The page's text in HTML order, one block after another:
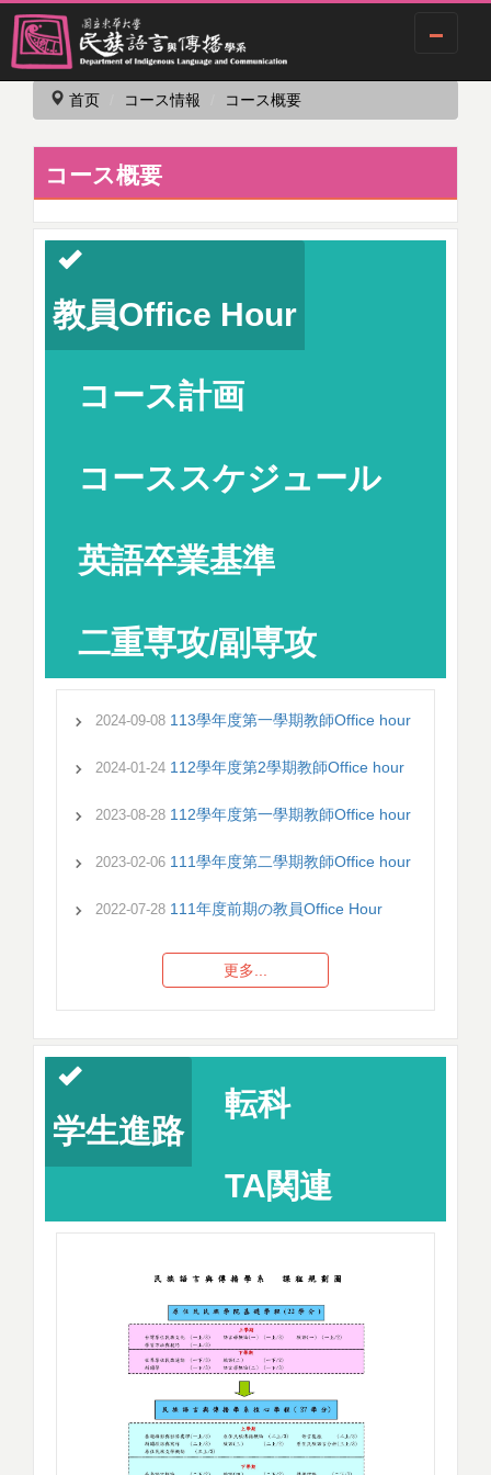
首页 コース情報 コース概要
コース概要
教員Office Hour
コース計画
コーススケジュール
英語卒業基準
二重専攻/副専攻
2024-09-08 113學年度第一學期教師Office hour
2024-01-24 112學年度第2學期教師Office hour
2023-08-28 112學年度第一學期教師Office hour
2023-02-06 111學年度第二學期教師Office hour
2022-07-28 111年度前期の教員Office Hour
更多...
学生進路
転科
TA関連